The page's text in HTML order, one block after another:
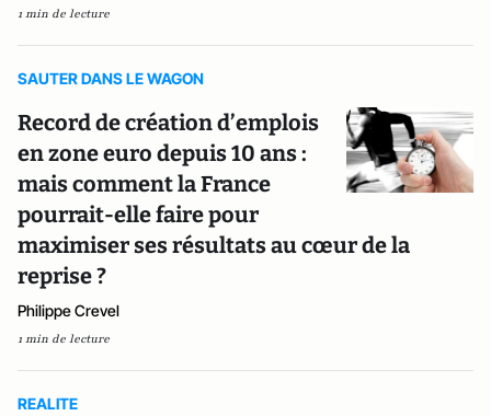
1 min de lecture
SAUTER DANS LE WAGON
Record de création d’emplois
en zone euro depuis 10 ans :
mais comment la France
pourrait-elle faire pour
maximiser ses résultats au cœur de la
reprise ?
Philippe Crevel
1 min de lecture
REALITE